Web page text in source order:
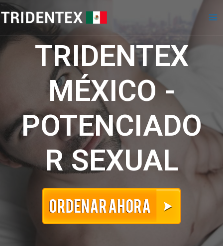
TRIDENTEX
MÉXICO -
POTENCIADO
R SEXUAL